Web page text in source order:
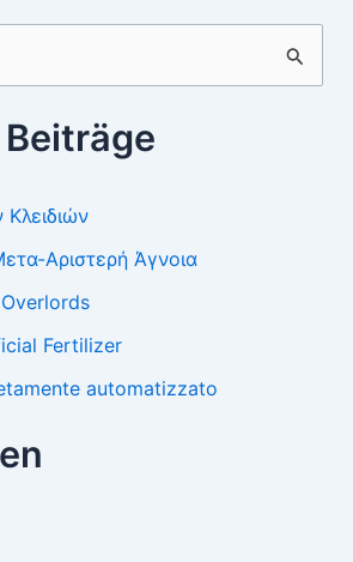
Αριστερή Άγνοια
Fertilizer
automatizzato